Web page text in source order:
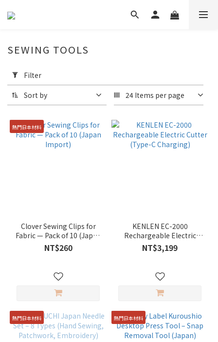
Filter
(0/20)
Range
(NT$)
咕
咕
(4)
Clover
(1)
SEWING TOOLS
Filter
Sort by 24 Items per page
熱門日本材料
Clover Sewing Clips for
Fabric — Pack of 10 (Japan
Import)
NT$260
KENLEN EC-2000
Rechargeable Electric
Cutter (Type-C Charging)
NT$3,199
熱門日本材料 熱門日本材料